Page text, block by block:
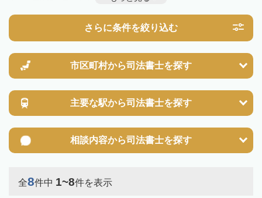
方は一度近隣の司法書士に相談してみましょう。
さらに条件を絞り込む
市区町村から司法書士を探す
主要な駅から司法書士を探す
相談内容から司法書士を探す
全8件中 1~8件を表示